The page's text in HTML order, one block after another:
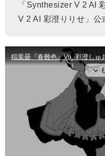
「Synthesizer V 2 AI
V 2 AI 彩澄りりせ」公